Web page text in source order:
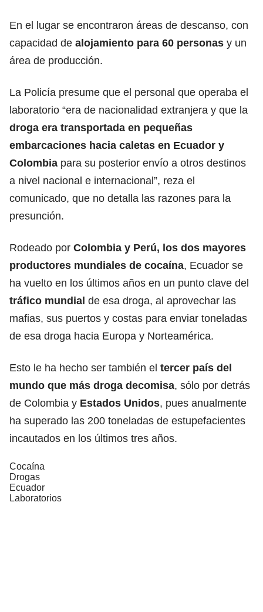
En el lugar se encontraron áreas de descanso, con
capacidad de alojamiento para 60 personas y un
área de producción.
La Policía presume que el personal que operaba el
laboratorio “era de nacionalidad extranjera y que la
droga era transportada en pequeñas
embarcaciones hacia caletas en Ecuador y
Colombia para su posterior envío a otros destinos
a nivel nacional e internacional”, reza el
comunicado, que no detalla las razones para la
presunción.
Rodeado por Colombia y Perú, los dos mayores
productores mundiales de cocaína, Ecuador se
ha vuelto en los últimos años en un punto clave del
tráfico mundial de esa droga, al aprovechar las
mafias, sus puertos y costas para enviar toneladas
de esa droga hacia Europa y Norteamérica.
Esto le ha hecho ser también el tercer país del
mundo que más droga decomisa, sólo por detrás
de Colombia y Estados Unidos, pues anualmente
ha superado las 200 toneladas de estupefacientes
incautados en los últimos tres años.
Cocaína
Drogas
Ecuador
Laboratorios